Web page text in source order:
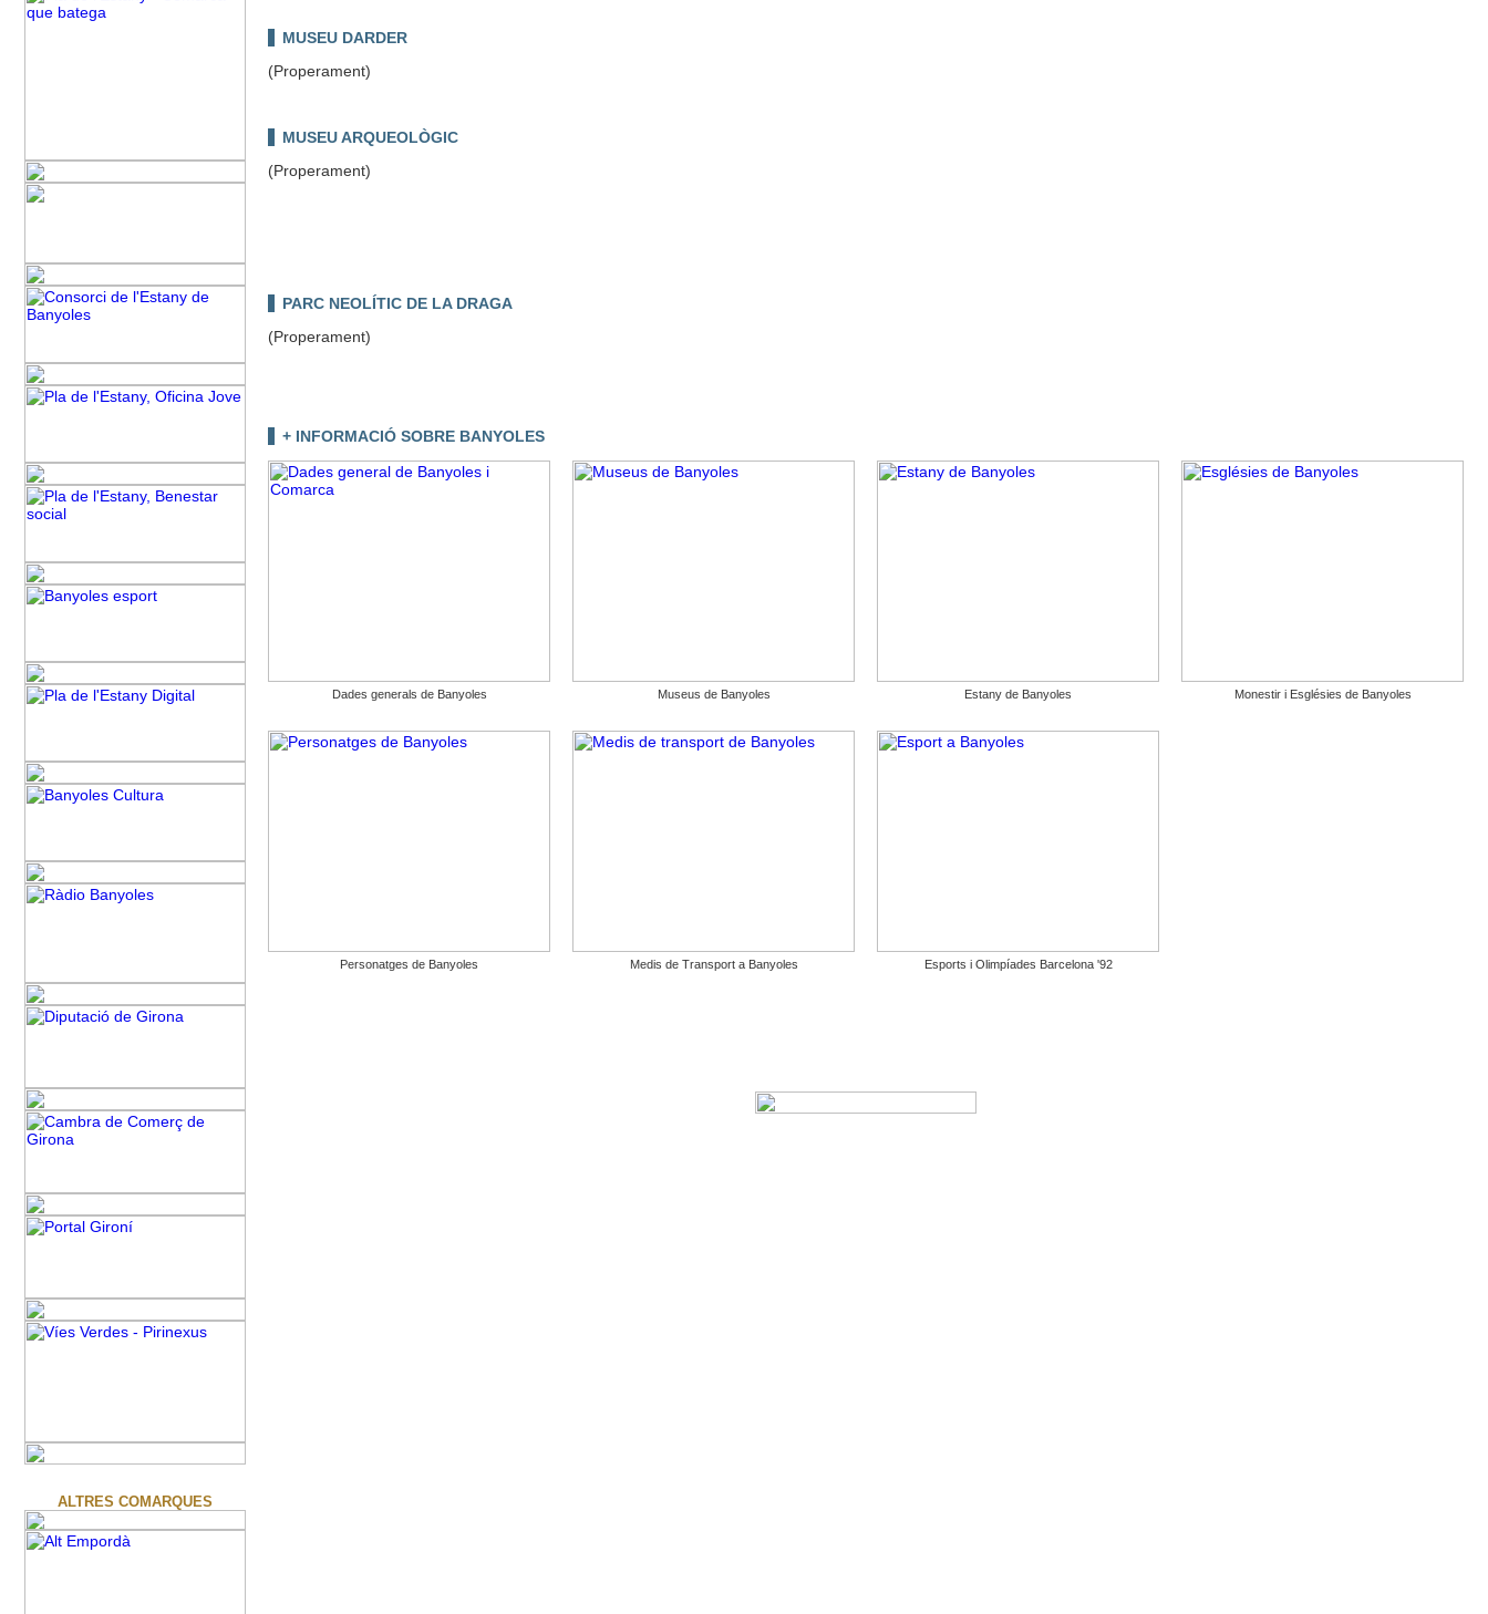
ALTRES COMARQUES
MUSEU DARDER
(Properament)
MUSEU ARQUEOLÒGIC
(Properament)
PARC NEOLÍTIC DE LA DRAGA
(Properament)
+ INFORMACIÓ SOBRE BANYOLES
Dades generals de Banyoles Museus de Banyoles Estany de Banyoles Monestir i Esglésies de Banyoles
Personatges de Banyoles Medis de Transport a Banyoles Esports i Olimpíades Barcelona '92